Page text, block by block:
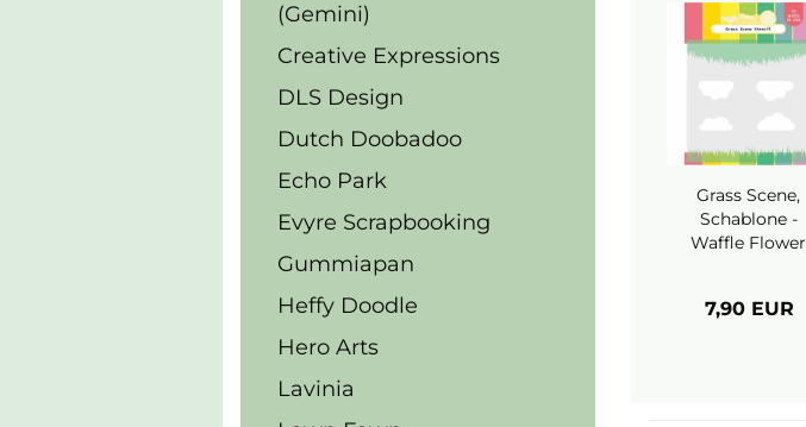
Grass Scene,
Schablone -
Waffle Flower
7,90 EUR
(Gemini)
Creative Expressions
DLS Design
Dutch Doobadoo
Echo Park
Evyre Scrapbooking
Gummiapan
Heffy Doodle
Hero Arts
Lavinia